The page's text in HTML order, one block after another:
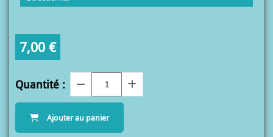
7,00 €
Quantité :
Ajouter au panier